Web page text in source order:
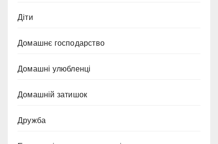
Діти
Домашнє господарство
Домашні улюбленці
Домашній затишок
Дружба